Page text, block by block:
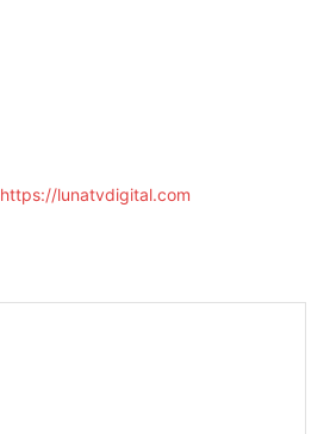
https://lunatvdigital.com